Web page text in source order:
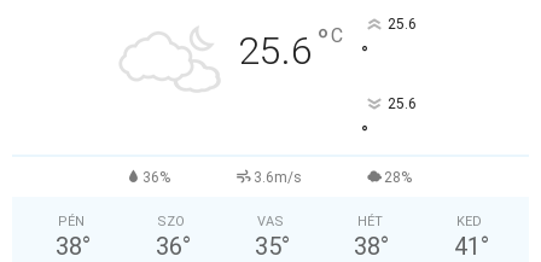
25.6 °C 25.6
°
25.6
°
36% 3.6m/s 28%
PÉN
38°
SZO
36°
VAS
35°
HÉT
38°
KED
41 °